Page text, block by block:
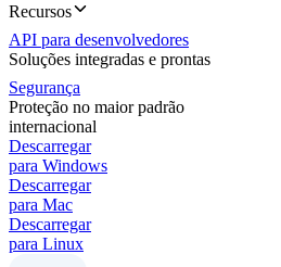
Recursos
API para desenvolvedores
Soluções integradas e prontas
Segurança
Proteção no maior padrão
internacional
Descarregar
para Windows
Descarregar
para Mac
Descarregar
para Linux